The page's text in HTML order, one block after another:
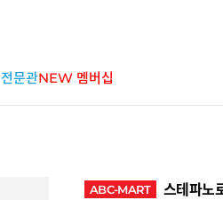
문관NEW 멤버십
ABC-MART 스테파노